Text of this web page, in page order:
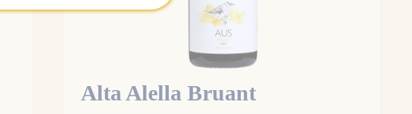
Alta Alella Bruant